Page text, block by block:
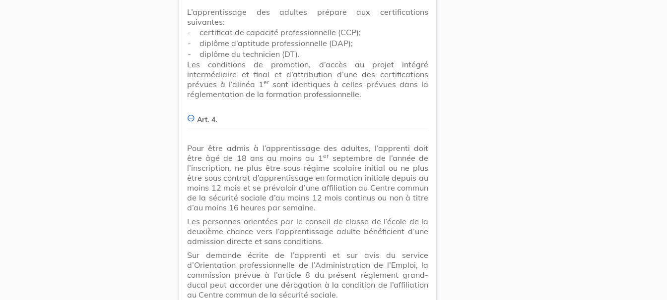
L’apprentissage des adultes prépare aux certifications
suivantes:
-
certificat de capacité professionnelle (CCP);
-
diplôme d’aptitude professionnelle (DAP);
-
diplôme du technicien (DT).
Les conditions de promotion, d’accès au projet intégré
intermédiaire et final et d’attribution d’une des certifications
prévues à l’alinéa 1 ersont identiques à celles prévues dans la
réglementation de la formation professionnelle.
Art. 4.
Pour être admis à l’apprentissage des adultes, l’apprenti doit
être âgé de 18 ans au moins au 1erseptembre de l’année de
l’inscription, ne plus être sous régime scolaire initial ou ne plus
être sous contrat d’apprentissage en formation initiale depuis au
moins 12 mois et se prévaloir d’une affiliation au Centre commun
de la sécurité sociale d’au moins 12 mois continus ou non à titre
d’au moins 16 heures par semaine.
Les personnes orientées par le conseil de classe de l’école de la
deuxième chance vers l’apprentissage adulte bénéficient d’une
admission directe et sans conditions.
Sur demande écrite de l’apprenti et sur avis du service
d’Orientation professionnelle de l’Administration de l’Emploi, la
commission prévue à l’article 8 du présent règlement grand-
ducal peut accorder une dérogation à la condition de l’affiliation
au Centre commun de la sécurité sociale.